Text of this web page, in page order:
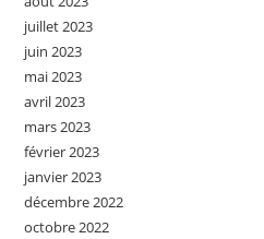
juillet 2023
juin 2023
mai 2023
avril 2023
mars 2023
février 2023
janvier 2023
décembre 2022
octobre 2022